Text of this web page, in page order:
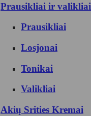
Prausikliai ir valikliai
Prausikliai
Losjonai
Tonikai
Valikliai
Akių Srities Kremai